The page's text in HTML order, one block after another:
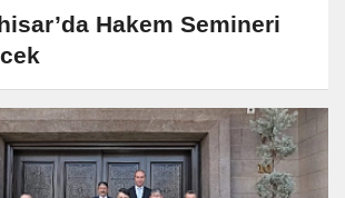
Hakem Semineri